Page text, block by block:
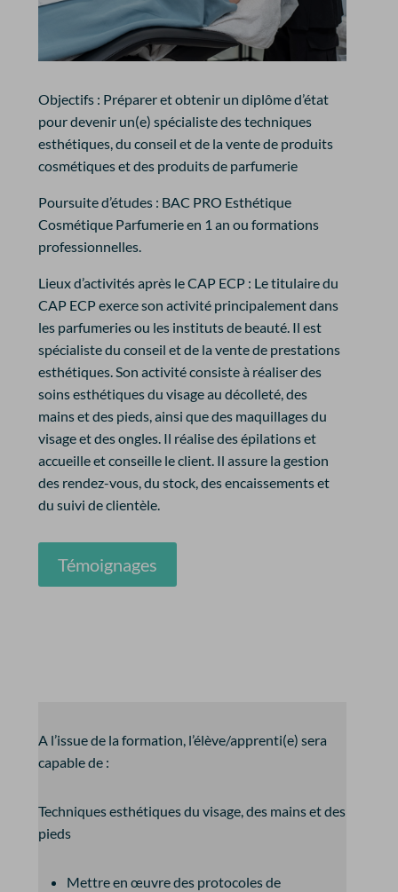
Objectifs : Préparer et obtenir un diplôme d’état
pour devenir un(e) spécialiste des techniques
esthétiques, du conseil et de la vente de produits
cosmétiques et des produits de parfumerie
Poursuite d’études : BAC PRO Esthétique
Cosmétique Parfumerie en 1 an ou formations
professionnelles.
Lieux d’activités après le CAP ECP : Le titulaire du
CAP ECP exerce son activité principalement dans
les parfumeries ou les instituts de beauté. Il est
spécialiste du conseil et de la vente de prestations
esthétiques. Son activité consiste à réaliser des
soins esthétiques du visage au décolleté, des
mains et des pieds, ainsi que des maquillages du
visage et des ongles. Il réalise des épilations et
accueille et conseille le client. Il assure la gestion
des rendez-vous, du stock, des encaissements et
du suivi de clientèle.
Témoignages
A l’issue de la formation, l’élève/apprenti(e) sera
capable de :
Techniques esthétiques du visage, des mains et des
pieds
Mettre en œuvre des protocoles de